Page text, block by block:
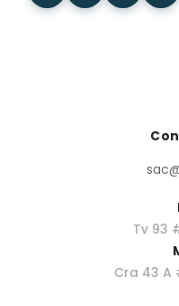
Tv 93
Cra 43 A